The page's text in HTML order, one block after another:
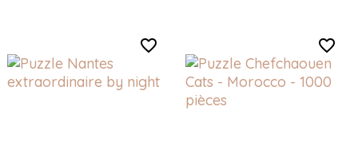
favorite_border favorite_border